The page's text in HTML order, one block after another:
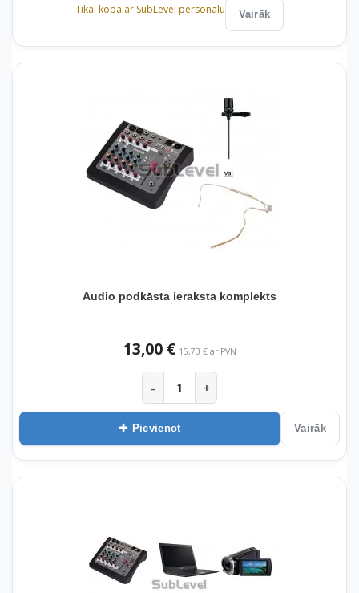
Tikai kopā ar SubLevel personālu Vairāk
Audio podkāsta ieraksta komplekts
13,00 € 15,73 € ar PVN
- +
Pievienot Vairāk